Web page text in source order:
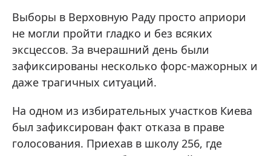
Выборы в Верховную Раду просто априори
не могли пройти гладко и без всяких
эксцессов. За вчерашний день были
зафиксированы несколько форс-мажорных и
даже трагичных ситуаций.
На одном из избирательных участков Киева
был зафиксирован факт отказа в праве
голосования. Приехав в школу 256, где